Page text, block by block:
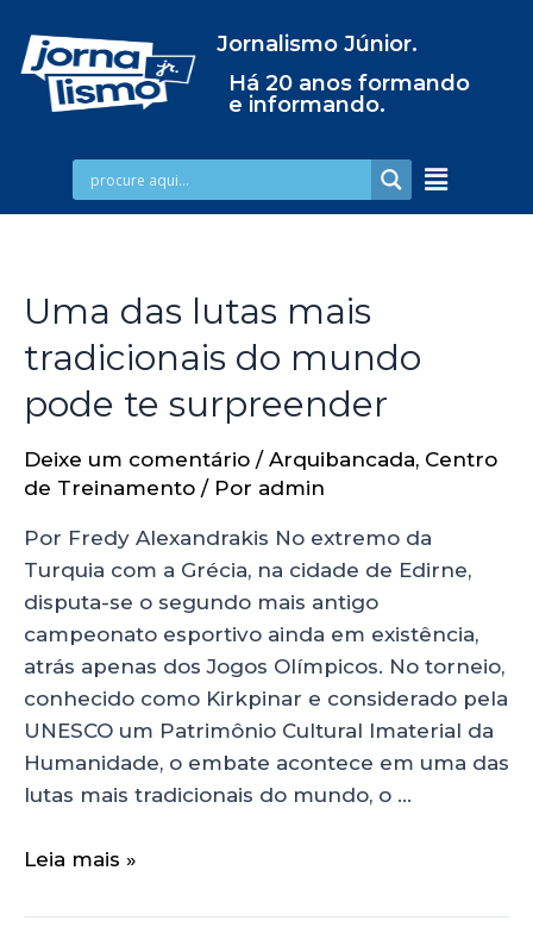
Jornalismo Júnior.
Há 20 anos formando
e informando.
Uma das lutas mais
tradicionais do mundo
pode te surpreender
Deixe um comentário / Arquibancada, Centro
de Treinamento / Por admin
Por Fredy Alexandrakis No extremo da
Turquia com a Grécia, na cidade de Edirne,
disputa-se o segundo mais antigo
campeonato esportivo ainda em existência,
atrás apenas dos Jogos Olímpicos. No torneio,
conhecido como Kirkpinar e considerado pela
UNESCO um Patrimônio Cultural Imaterial da
Humanidade, o embate acontece em uma das
lutas mais tradicionais do mundo, o …
Leia mais »